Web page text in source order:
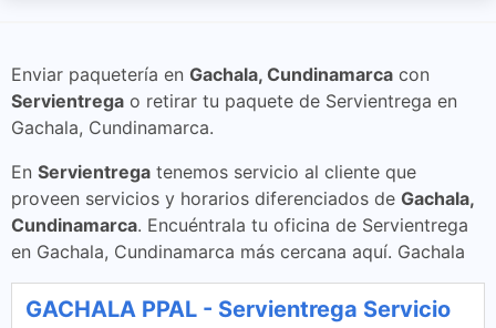
Enviar paquetería en Gachala, Cundinamarca con
Servientrega o retirar tu paquete de Servientrega en
Gachala, Cundinamarca.
En Servientrega tenemos servicio al cliente que
proveen servicios y horarios diferenciados de Gachala,
Cundinamarca. Encuéntrala tu oficina de Servientrega
en Gachala, Cundinamarca más cercana aquí. Gachala
GACHALA PPAL - Servientrega Servicio